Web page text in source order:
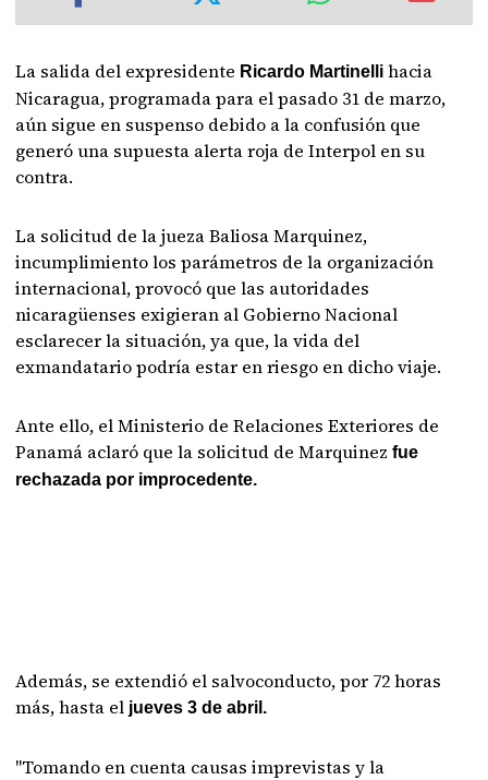
La salida del expresidente Ricardo Martinellihacia
Nicaragua, programada para el pasado 31 de marzo,
aún sigue en suspenso debido a la confusión que
generó una supuesta alerta roja de Interpol en su
contra.
La solicitud de la jueza Baliosa Marquinez,
incumplimiento los parámetros de la organización
internacional, provocó que las autoridades
nicaragüenses exigieran al Gobierno Nacional
esclarecer la situación, ya que, la vida del
exmandatario podría estar en riesgo en dicho viaje.
Ante ello, el Ministerio de Relaciones Exteriores de
Panamá aclaró que la solicitud de Marquinez fue
rechazada por improcedente.
Además, se extendió el salvoconducto, por 72 horas
más, hasta el jueves 3 de abril.
"Tomando en cuenta causas imprevistas y la